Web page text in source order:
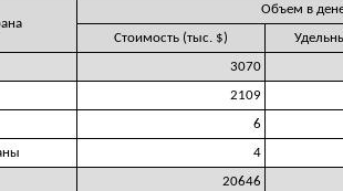
Объем в
Стоимость (тыс. $)
3070
2109
6
4
20646